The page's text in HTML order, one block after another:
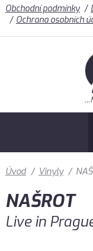
Obchodní podmínky
Ochrana osobních
Úvod / Vinyly /
NAŠROT
Live in